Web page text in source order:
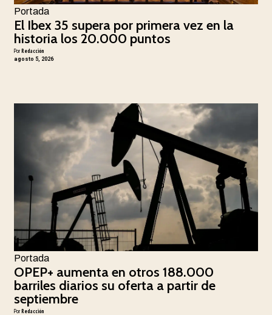
Portada
El Ibex 35 supera por primera vez en la
historia los 20.000 puntos
PorRedacción
agosto 5, 2026
Portada
OPEP+ aumenta en otros 188.000
barriles diarios su oferta a partir de
septiembre
PorRedacción